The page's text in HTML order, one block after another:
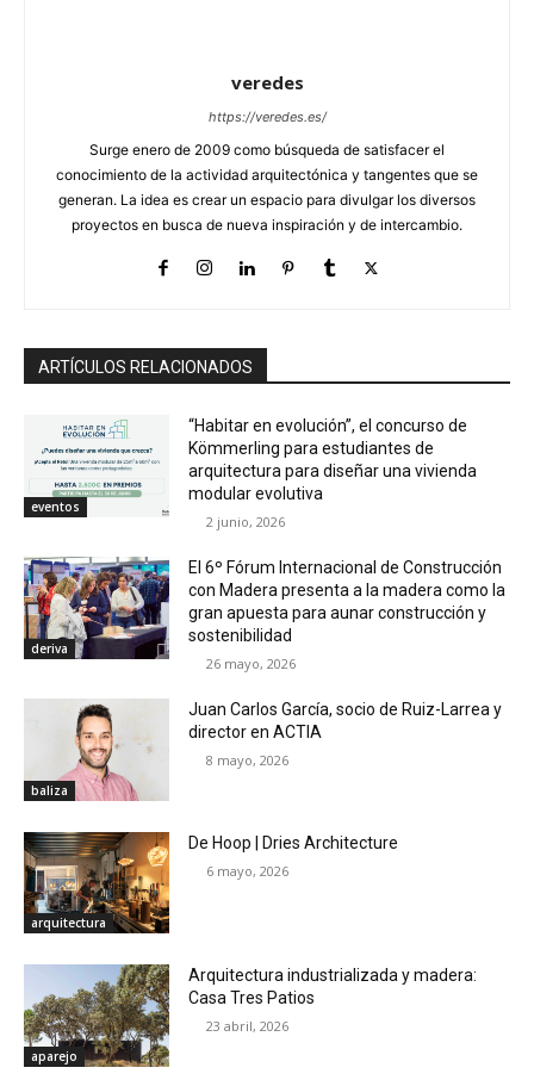
veredes
https://veredes.es/
Surge enero de 2009 como búsqueda de satisfacer el
conocimiento de la actividad arquitectónica y tangentes que se
generan. La idea es crear un espacio para divulgar los diversos
proyectos en busca de nueva inspiración y de intercambio.
ARTÍCULOS RELACIONADOS
eventos
“Habitar en evolución”, el concurso de
Kömmerling para estudiantes de
arquitectura para diseñar una vivienda
modular evolutiva
2 junio, 2026
deriva
El 6º Fórum Internacional de Construcción
con Madera presenta a la madera como la
gran apuesta para aunar construcción y
sostenibilidad
26 mayo, 2026
baliza
Juan Carlos García, socio de Ruiz-Larrea y
director en ACTIA
8 mayo, 2026
arquitectura
De Hoop | Dries Architecture
6 mayo, 2026
aparejo
Arquitectura industrializada y madera:
Casa Tres Patios
23 abril, 2026